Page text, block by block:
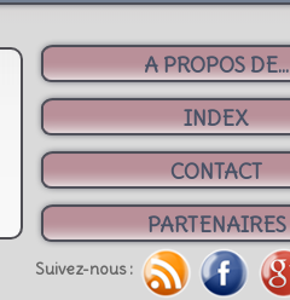
A PROPOS DE...
INDEX
CONTACT
PARTENAIRES
Suivez-nous :